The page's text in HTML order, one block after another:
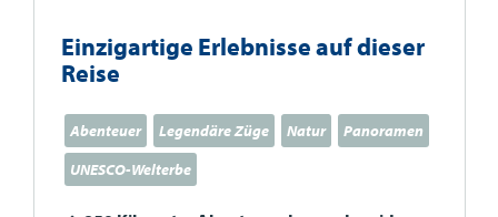
Einzigartige Erlebnisse auf dieser
Reise
Abenteuer Legendäre Züge Natur
Panoramen
UNESCO-Welterbe